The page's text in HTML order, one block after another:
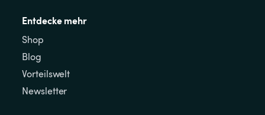
Entdecke mehr
Shop
Blog
Vorteilswelt
Newsletter